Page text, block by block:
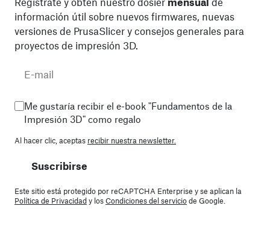
información útil sobre nuevos firmwares, nuevas
versiones de PrusaSlicer y consejos generales para
proyectos de impresión 3D.
Me gustaría recibir el e-book "Fundamentos de la
Impresión 3D" como regalo
Al hacer clic, aceptas recibir nuestra newsletter.
Suscribirse
Este sitio está protegido por reCAPTCHA Enterprise y se aplican la
Política de Privacidady losCondiciones del serviciode Google.